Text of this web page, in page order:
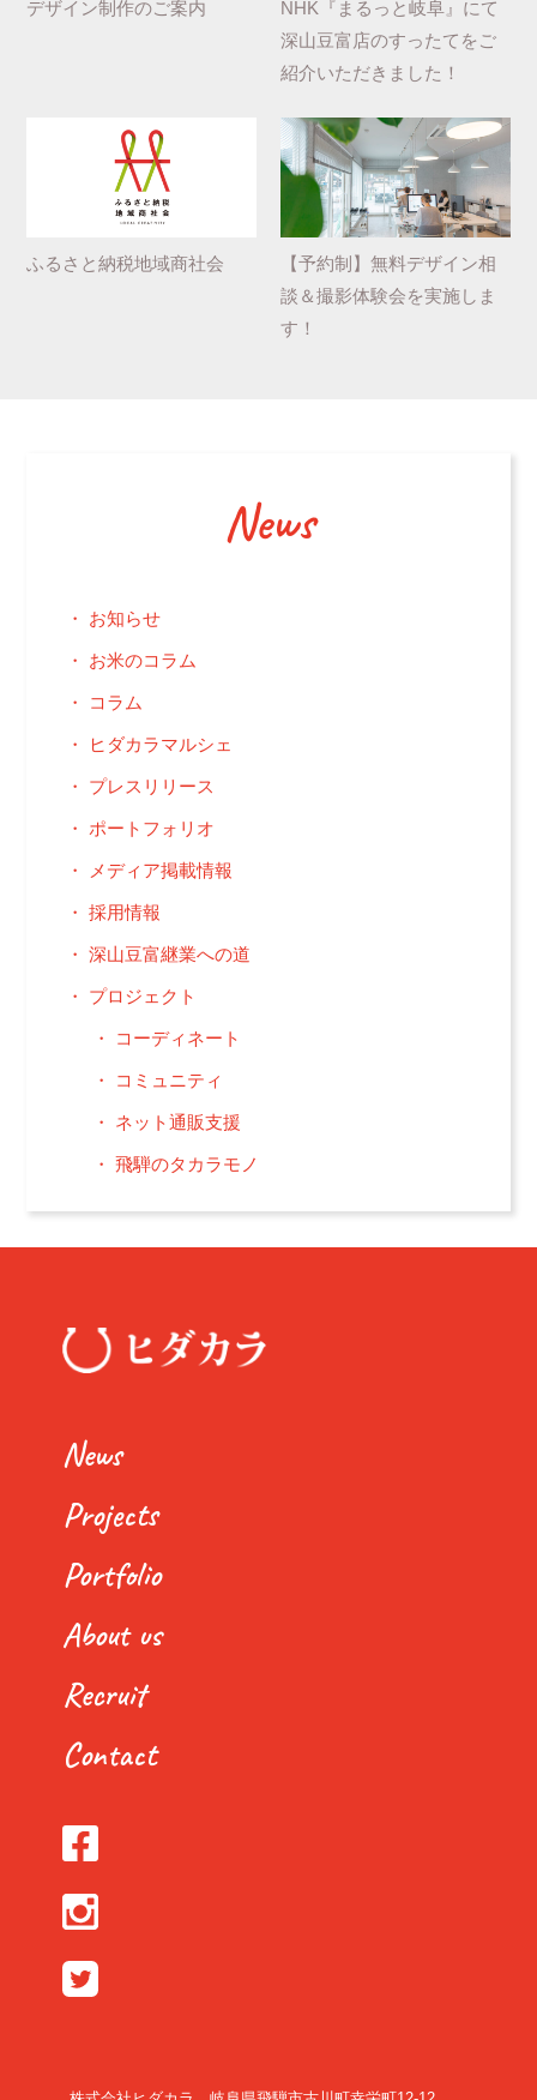
デザイン制作のご案内
NHK『まるっと岐阜』にて
深山豆富店のすったてをご
紹介いただきました！
ふるさと納税地域商社会
【予約制】無料デザイン相
談＆撮影体験会を実施しま
す！
News
お知らせ
お米のコラム
コラム
ヒダカラマルシェ
プレスリリース
ポートフォリオ
メディア掲載情報
採用情報
深山豆富継業への道
プロジェクト
コーディネート
コミュニティ
ネット通販支援
飛騨のタカラモノ
News
Projects
Portfolio
About us
Recruit
Contact